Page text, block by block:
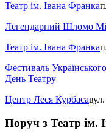
Театр ім. Івана Франка
Легендарний Шломо
Театр ім. Івана Франка
Фестиваль
День Театру
Центр Леся Курбаса
Поруч з Театр ім.